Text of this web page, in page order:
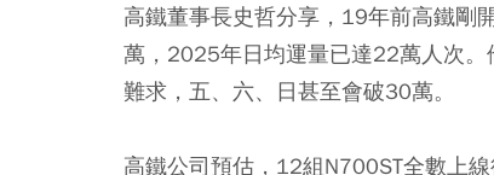
高鐵董事長史哲分享，19年前高鐵剛
萬，2025年日均運量已達22萬人次
難求，五、六、日甚至會破30萬。
高鐵公司預估，12組N700ST全數上